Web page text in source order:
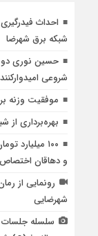
احداث
شبکه برق شهرضا
حسین نوری
شروعی
موفقیت وزنه
بهره‌برداری از
۱۰۰
و دهاقان
رونمایی از
شهرضایی
سلسله جلسات